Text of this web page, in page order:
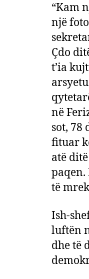
“Kam
një
Çdo
t’ia
në
sot, 78
fituar
atë
paqen.
të
Ish-
luftën
dhe të